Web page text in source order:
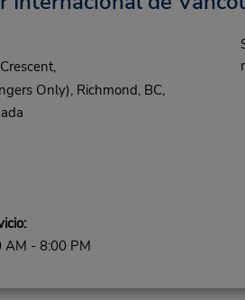
Only), Richmond, BC,
AM - 8:00 PM